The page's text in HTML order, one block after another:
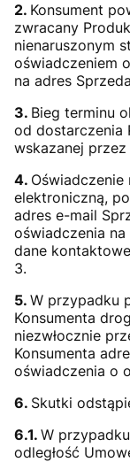
2. Konsument
zwracany
nienaruszonym
oświadczeniem
na adres
3. Bieg terminu
od dostarczenia
wskazanej
4. Oświadczenie
elektroniczną,
adres e-mail
oświadczenia
dane
3.
5. W przypadku
Konsumenta
niezwłocznie
Konsumenta
oświadczenia o
6. Skutki
6.1. W
odległość